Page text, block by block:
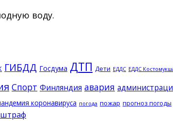
воду.
ГИБДД Госдума ДТП Дети ЕДДС ЕДДС
Спорт Финляндия авария
коронавируса погода пожар прогноз погоды
штраф